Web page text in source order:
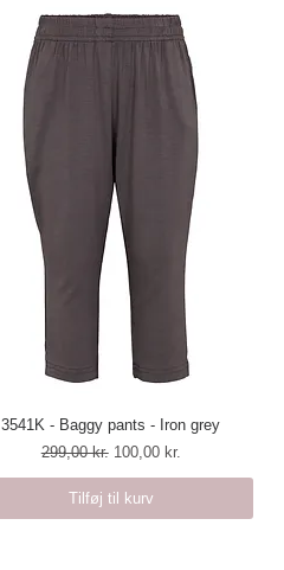
Hurtigvisning
3541K - Baggy pants - Iron grey
Regulær pris
299,00 kr. Salgspris
100,00 kr.
Tilføj til kurv